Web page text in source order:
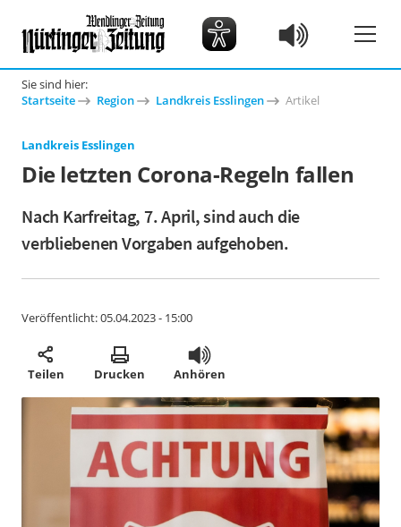
Sie sind hier:
Startseite
Region Landkreis Esslingen Artikel
Landkreis Esslingen
Die letzten Corona-Regeln fallen
Nach Karfreitag, 7. April, sind auch die
verbliebenen Vorgaben aufgehoben.
Veröffentlicht:05.04.2023 - 15:00
Teilen Drucken Anhören